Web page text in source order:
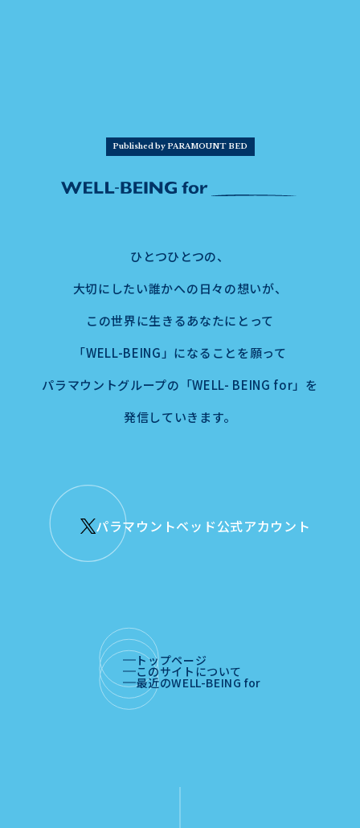
Published by PARAMOUNT BED
ひとつひとつの、
大切にしたい誰かへの日々の想いが、
この世界に生きるあなたにとって
「WELL-BEING」になることを願って
パラマウントグループの「WELL- BEING for」を
発信していきます。
パラマウントベッド公式アカウント
トップページ
このサイトについて
最近のWELL-BEING for